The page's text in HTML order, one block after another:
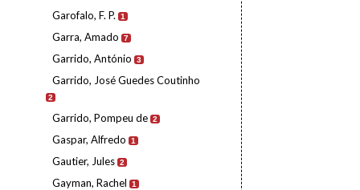
Garofalo, F. P. 1
Garra, Amado 7
Garrido, António 3
Garrido, José Guedes Coutinho
2
Garrido, Pompeu de 2
Gaspar, Alfredo 1
Gautier, Jules 2
Gayman, Rachel 1